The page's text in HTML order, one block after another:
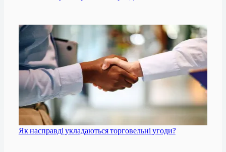
Як насправді укладаються торговельні угоди?